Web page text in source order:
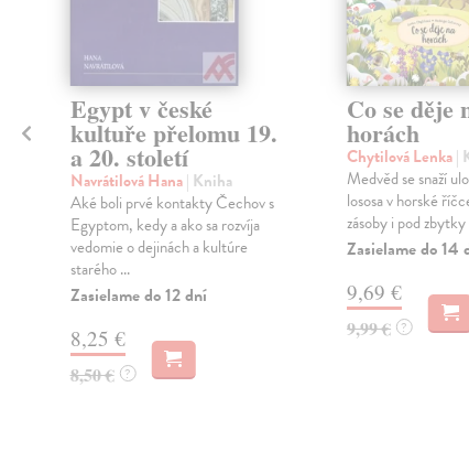
Egypt v české
kultuře přelomu 19.
a 20. století
Navrátilová Hana| Kniha
Aké boli prvé kontakty Čechov s
Egyptom, kedy a ako sa rozvíja
vedomie o dejinách a kultúre
starého ...
Zasielame do 12 dní
8,25 €
8,50 € ?
Co se děje
horách
Chytilová Lenka|
Medvěd se snaží
lososa v horské
zásoby i pod zbytky
Zasielame do 14
9,69 €
9,99 € ?